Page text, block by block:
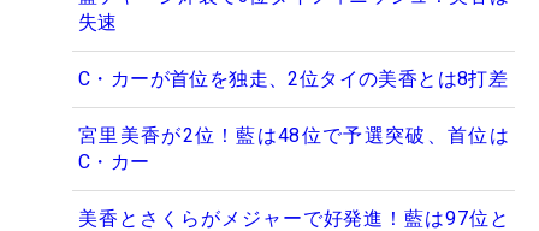
失速
C・カーが首位を独走、2位タイの美香とは8打差
宮里美香が2位！藍は48位で予選突破、首位は
C・カー
美香とさくらがメジャーで好発進！藍は97位と